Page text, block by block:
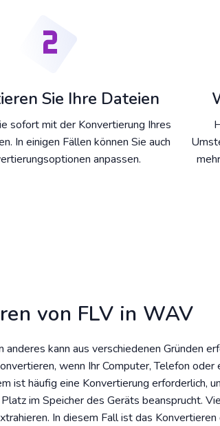
Sie Ihre Dateien
sofort mit der Konvertierung Ihres
In einigen Fällen können Sie auch
anpassen.
von FLV in WAV
kann aus verschiedenen Gründen
wenn Ihr Computer, Telefon oder
ist häufig eine Konvertierung erforderlich,
im Speicher des Geräts beansprucht.
In diesem Fall ist das